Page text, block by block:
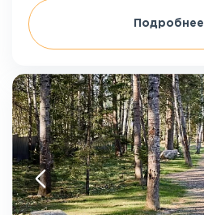
Подробнее